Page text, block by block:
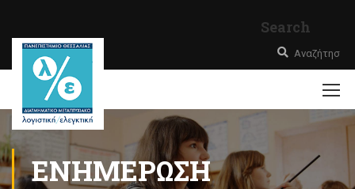
Search
ΕΝΗΜΈΡΩΣΗ